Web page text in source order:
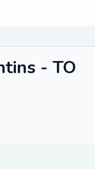
- TO